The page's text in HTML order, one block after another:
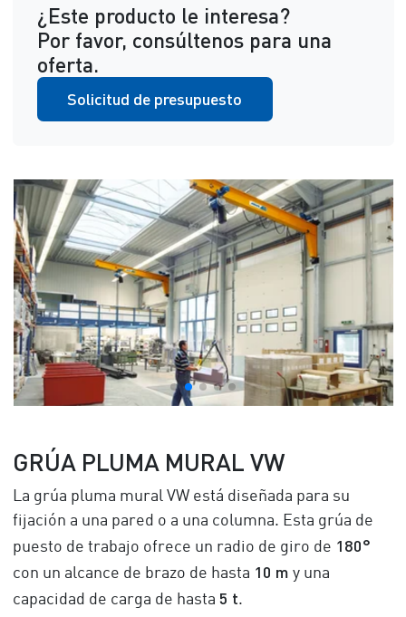
¿Este producto le interesa?
Por favor, consúltenos para una
oferta.
Solicitud de presupuesto
GRÚA PLUMA MURAL VW
La grúa pluma mural VW está diseñada para su
fijación a una pared o a una columna. Esta grúa de
puesto de trabajo ofrece un radio de giro de 180°
con un alcance de brazo de hasta 10 m y una
capacidad de carga de hasta 5 t.